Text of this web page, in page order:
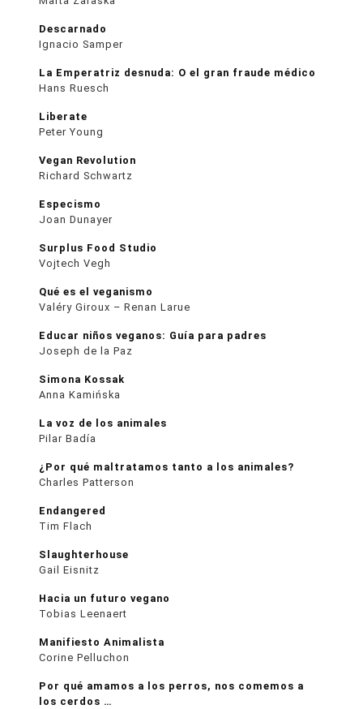
Descarnado
Ignacio Samper
La Emperatriz desnuda: O el gran fraude médico
Hans Ruesch
Liberate
Peter Young
Vegan Revolution
Richard Schwartz
Especismo
Joan Dunayer
Surplus Food Studio
Vojtech Vegh
Qué es el veganismo
Valéry Giroux – Renan Larue
Educar niños veganos: Guía para padres
Joseph de la Paz
Simona Kossak
Anna Kamińska
La voz de los animales
Pilar Badía
¿Por qué maltratamos tanto a los animales?
Charles Patterson
Endangered
Tim Flach
Slaughterhouse
Gail Eisnitz
Hacia un futuro vegano
Tobias Leenaert
Manifiesto Animalista
Corine Pelluchon
Por qué amamos a los perros, nos comemos a
los cerdos …